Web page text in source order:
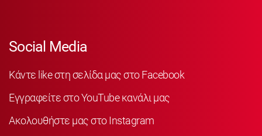
Social Media
Κάντε like στη σελίδα μας στο Facebook
Εγγραφείτε στο YouTube κανάλι μας
Ακολουθήστε μας στο Instagram